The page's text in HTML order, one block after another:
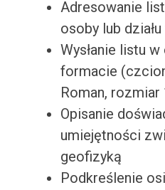
Adresowanie
osoby lub
Wysłanie listu
formacie
Roman, rozmiar
Opisanie
umiejętności
geofizyką
Podkreślenie